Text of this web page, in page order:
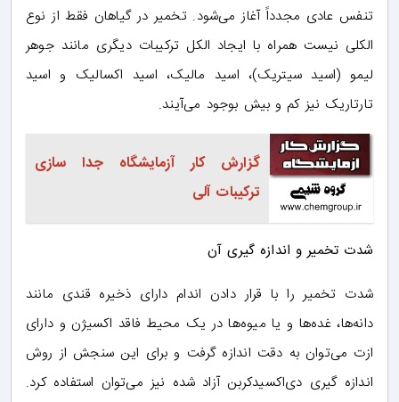
تنفس عادی مجدداً آغاز می‌شود. تخمیر در گیاهان فقط از نوع
الکلی نیست همراه با ایجاد الکل ترکیبات دیگری مانند جوهر
لیمو (اسید سیتریک)، اسید مالیک، اسید اکسالیک و اسید
تارتاریک نیز کم و بیش بوجود می‌آیند.
گزارش کار آزمایشگاه جدا سازی
ترکیبات آلی
شدت تخمیر و اندازه گیری آن
شدت تخمیر را با قرار دادن اندام دارای ذخیره قندی مانند
دانه‌ها، غده‌ها و یا میوه‌ها در یک محیط فاقد اکسیژن و دارای
ازت می‌توان به دقت اندازه گرفت و برای این سنجش از روش
اندازه گیری دی‌اکسیدکربن آزاد شده نیز می‌توان استفاده کرد.